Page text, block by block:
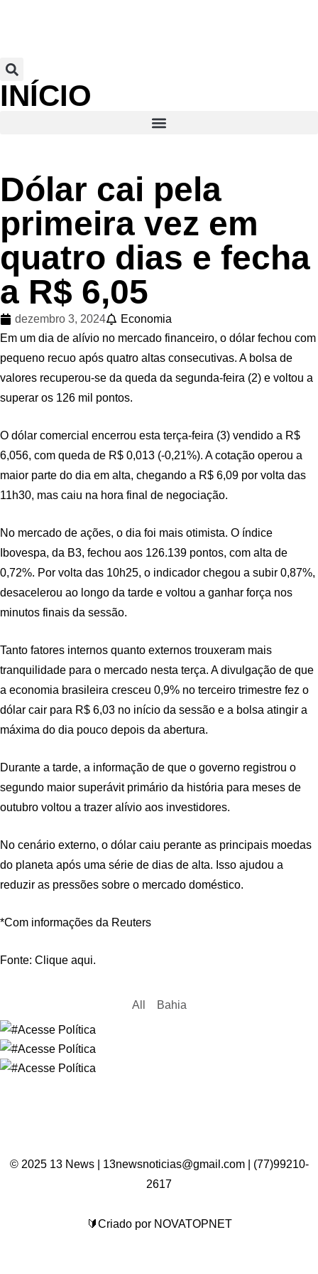
INÍCIO
Dólar cai pela
primeira vez em
quatro dias e fecha
a R$ 6,05
dezembro 3, 2024
Economia
Em um dia de alívio no mercado financeiro, o dólar fechou com
pequeno recuo após quatro altas consecutivas. A bolsa de
valores recuperou-se da queda da segunda-feira (2) e voltou a
superar os 126 mil pontos.
O dólar comercial encerrou esta terça-feira (3) vendido a R$
6,056, com queda de R$ 0,013 (-0,21%). A cotação operou a
maior parte do dia em alta, chegando a R$ 6,09 por volta das
11h30, mas caiu na hora final de negociação.
No mercado de ações, o dia foi mais otimista. O índice
Ibovespa, da B3, fechou aos 126.139 pontos, com alta de
0,72%. Por volta das 10h25, o indicador chegou a subir 0,87%,
desacelerou ao longo da tarde e voltou a ganhar força nos
minutos finais da sessão.
Tanto fatores internos quanto externos trouxeram mais
tranquilidade para o mercado nesta terça. A divulgação de que
a economia brasileira cresceu 0,9% no terceiro trimestre fez o
dólar cair para R$ 6,03 no início da sessão e a bolsa atingir a
máxima do dia pouco depois da abertura.
Durante a tarde, a informação de que o governo registrou o
segundo maior superávit primário da história para meses de
outubro voltou a trazer alívio aos investidores.
No cenário externo, o dólar caiu perante as principais moedas
do planeta após uma série de dias de alta. Isso ajudou a
reduzir as pressões sobre o mercado doméstico.
*Com informações da Reuters
Fonte: Clique aqui.
All Bahia
© 2025 13 News | 13newsnoticias@gmail.com | (77)99210-
2617
🔰Criado por NOVATOPNET